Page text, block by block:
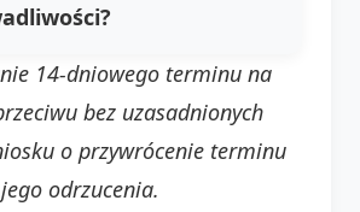
14-dniowego terminu na
bez uzasadnionych
o przywrócenie terminu
odrzucenia.